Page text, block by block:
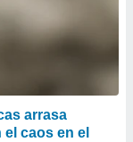
arrasa
caos en el